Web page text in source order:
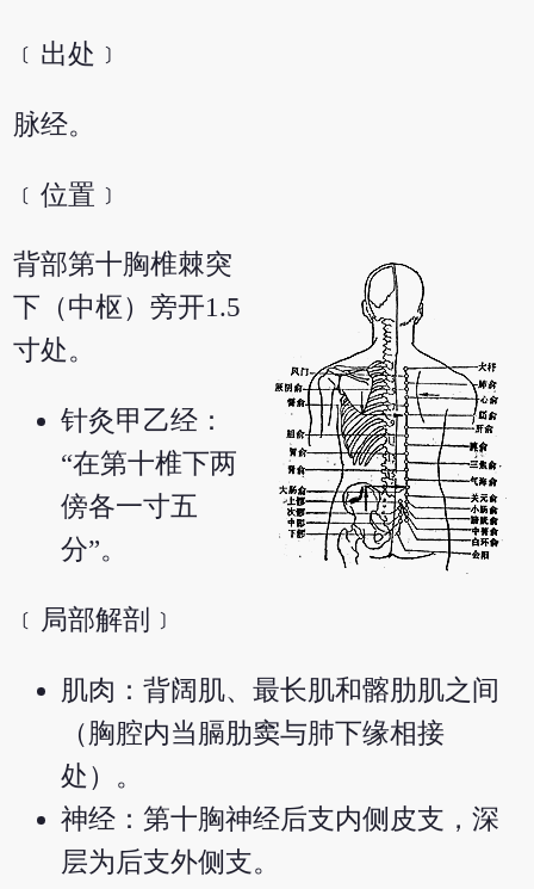
﹝出处﹞
脉经。
﹝位置﹞
背部第十胸椎棘突
下（中枢）旁开1.5
寸处。
针灸甲乙经：
“在第十椎下两
傍各一寸五
分”。
﹝局部解剖﹞
肌肉：背阔肌、最长肌和髂肋肌之间
（胸腔内当膈肋窦与肺下缘相接
处）。
神经：第十胸神经后支内侧皮支，深
层为后支外侧支。